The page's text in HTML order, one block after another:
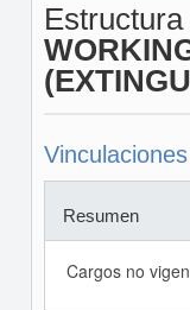
Resumen
Cargos no